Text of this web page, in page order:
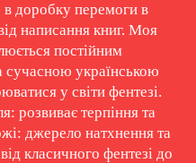
доробку перемоги в
написання книг. Моя
постійним
українською
у світи фентезі.
розвиває терпіння та
джерело натхнення та
класичного фентезі до